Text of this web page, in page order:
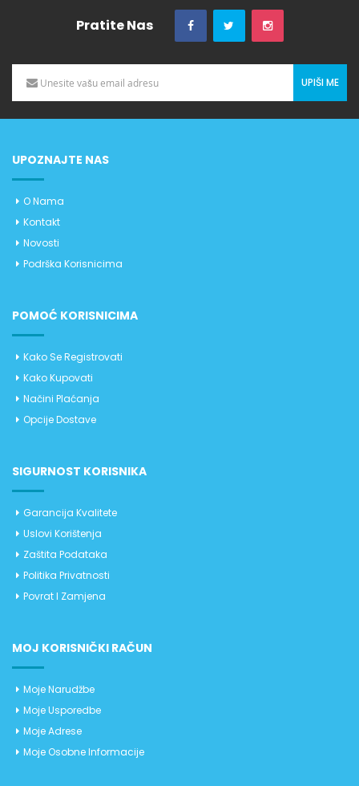
Pratite Nas
UPIŠI ME
UPOZNAJTE NAS
O Nama
Kontakt
Novosti
Podrška Korisnicima
POMOĆ KORISNICIMA
Kako Se Registrovati
Kako Kupovati
Načini Plaćanja
Opcije Dostave
SIGURNOST KORISNIKA
Garancija Kvalitete
Uslovi Korištenja
Zaštita Podataka
Politika Privatnosti
Povrat I Zamjena
MOJ KORISNIČKI RAČUN
Moje Narudžbe
Moje Usporedbe
Moje Adrese
Moje Osobne Informacije